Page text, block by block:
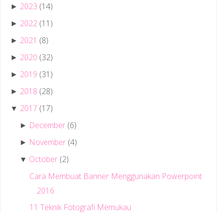
► 2023 (14)
► 2022 (11)
► 2021 (8)
► 2020 (32)
► 2019 (31)
► 2018 (28)
▼ 2017 (17)
► December (6)
► November (4)
▼ October (2)
Cara Membuat Banner Menggunakan Powerpoint
2016
11 Teknik Fotografi Memukau